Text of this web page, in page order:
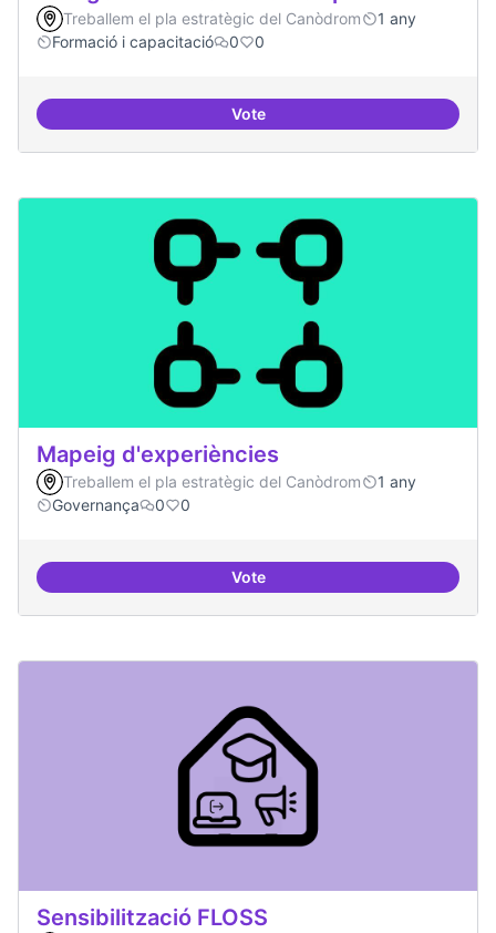
Treballem el pla estratègic del Canòdrom
1 any
Formació i capacitació
0 0
VoteTallers de col·laboració
Mapeig d'experiències
Treballem el pla estratègic del Canòdrom
1 any
Governança
0 0
VoteMapeig d'experiències
Sensibilització FLOSS